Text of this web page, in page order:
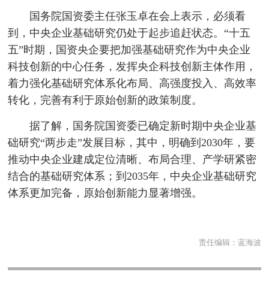
国务院国资委主任张玉卓在会上表示，必须看
到，中央企业基础研究仍处于起步追赶状态。“十五
五”时期，国资央企要把加强基础研究作为中央企业
科技创新的中心任务，发挥央企科技创新主体作用，
着力强化基础研究体系化布局、高强度投入、高效率
转化，完善有利于原始创新的政策制度。
据了解，国务院国资委已确定新时期中央企业基
础研究“两步走”发展目标，其中，明确到2030年，要
推动中央企业建成定位清晰、布局合理、产学研紧密
结合的基础研究体系；到2035年，中央企业基础研究
体系更加完备，原始创新能力显著增强。
责任编辑： 蓝海波